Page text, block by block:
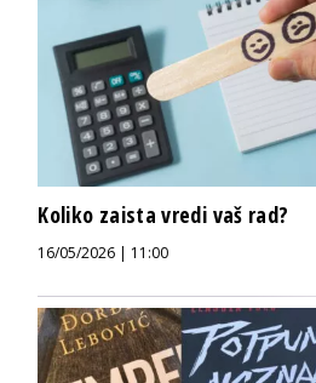
Koliko zaista vredi vaš rad?
16/05/2026 | 11:00